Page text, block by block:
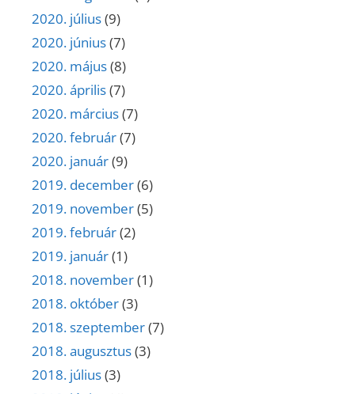
2020. július(9)
2020. június(7)
2020. május(8)
2020. április(7)
2020. március(7)
2020. február(7)
2020. január(9)
2019. december(6)
2019. november(5)
2019. február(2)
2019. január(1)
2018. november(1)
2018. október(3)
2018. szeptember(7)
2018. augusztus(3)
2018. július(3)